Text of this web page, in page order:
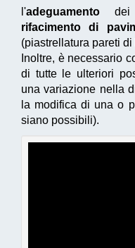
l'adeguamento dei
rifacimento di
(piastrellatura pareti di
Inoltre, è necessario
di tutte le ulteriori
una variazione nella
la modifica di una o
siano possibili).